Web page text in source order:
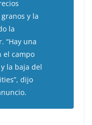
y la
la
“Hay una
el campo
la baja del
dijo